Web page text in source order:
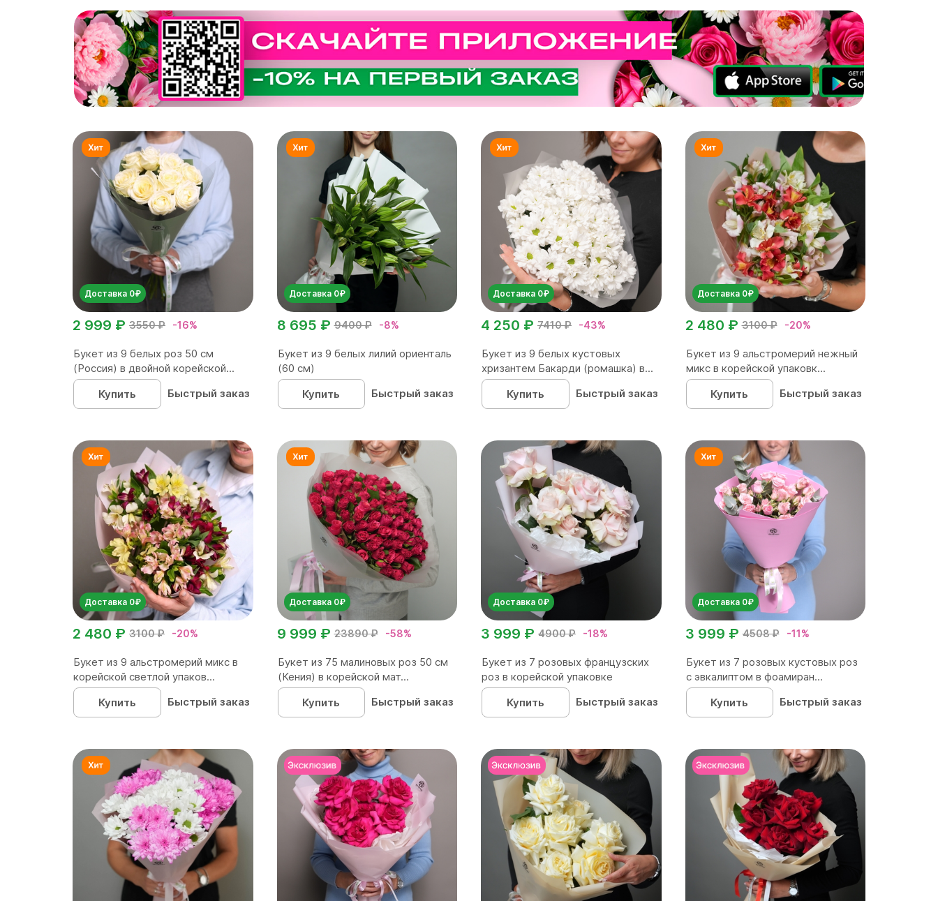
Доставка 0₽
3550 ₽ -16%
2 999 ₽
Букет из 9 белых роз 50 см
(Россия) в двойной корейской...
Купить
Быстрый заказ
Доставка 0₽
9400 ₽ -8%
8 695 ₽
Букет из 9 белых лилий ориенталь
(60 см)
Купить
Быстрый заказ
Доставка 0₽
7410 ₽ -43%
4 250 ₽
Букет из 9 белых кустовых
хризантем Бакарди (ромашка) в...
Купить
Быстрый заказ
Доставка 0₽
3100 ₽ -20%
2 480 ₽
Букет из 9 альстромерий нежный
микс в корейской упаковк...
Купить
Быстрый заказ
Доставка 0₽
3100 ₽ -20%
2 480 ₽
Букет из 9 альстромерий микс в
корейской светлой упаков...
Купить
Быстрый заказ
Доставка 0₽
23890 ₽ -58%
9 999 ₽
Букет из 75 малиновых роз 50 см
(Кения) в корейской мат...
Купить
Быстрый заказ
Доставка 0₽
4900 ₽ -18%
3 999 ₽
Букет из 7 розовых французских
роз в корейской упаковке
Купить
Быстрый заказ
Доставка 0₽
4508 ₽ -11%
3 999 ₽
Букет из 7 розовых кустовых роз
с эвкалиптом в фоамиран...
Купить
Быстрый заказ